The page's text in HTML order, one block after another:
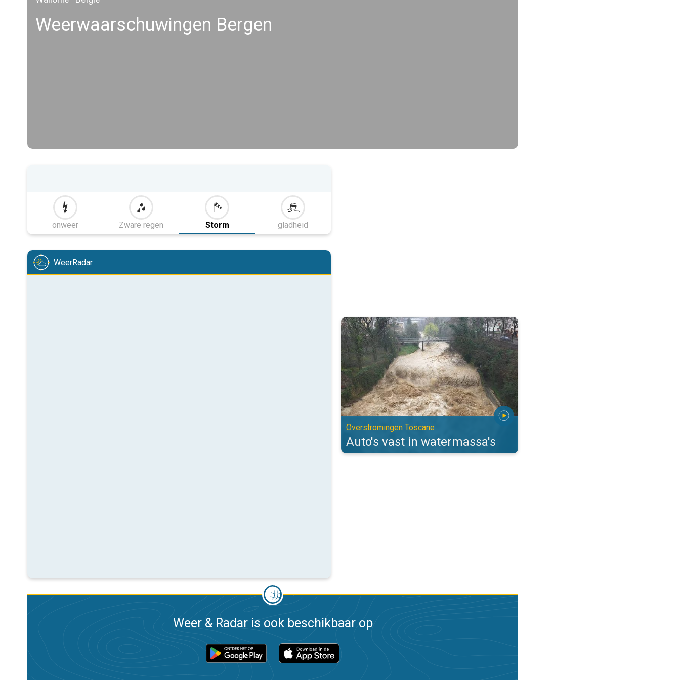
Weerwaarschuwingen Bergen
onweer Zware regen Storm gladheid
WeerRadar
Auto's vast in watermassa's. Overstromingen Toscane. . .
Overstromingen Toscane
Auto's vast in watermassa's
Weer & Radar is ook beschikbaar op